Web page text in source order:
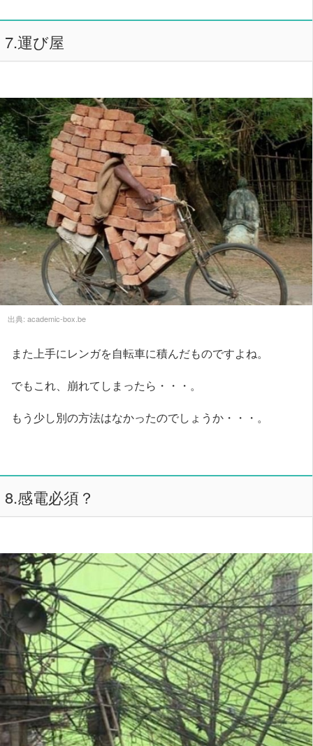
7.運び屋
出典: academic-box.be
また上手にレンガを自転車に積んだものですよね。
でもこれ、崩れてしまったら・・・。
もう少し別の方法はなかったのでしょうか・・・。
8.感電必須？